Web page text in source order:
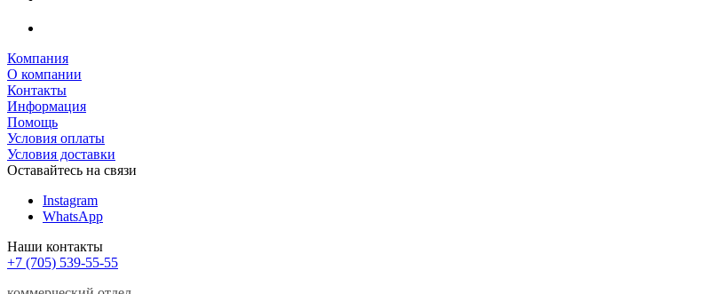
Компания
О компании
Контакты
Информация
Помощь
Условия оплаты
Условия доставки
Оставайтесь на связи
Instagram
WhatsApp
Наши контакты
+7 (705) 539-55-55